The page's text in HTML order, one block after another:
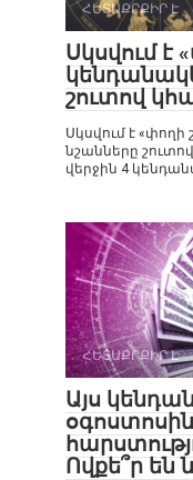
ՀԵՏԱՔՐՔԻՐ Է
Սկսվում է
շուտով
Սկսվում է
նշանները
վերջին 4
ՀԵՏԱՔՐՔԻՐ Է
Այս
Ովքե՞ր են